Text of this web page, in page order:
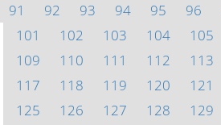
91
92 93 94 95 96
101
102 103 104 105
109
110 111 112 113
117
118 119 120 121
125
126 127 128 129